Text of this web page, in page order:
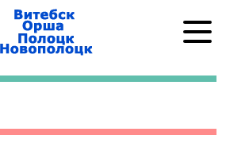
Витебск
Полоцк